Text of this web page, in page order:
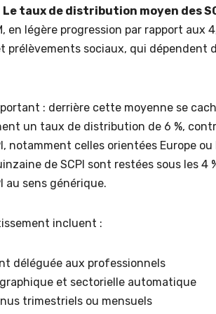
Le taux de distribution moyen des
en légère progression par rapport aux
prélèvements sociaux, qui dépendent
: derrière cette moyenne se
un taux de distribution de 6 %,
notamment celles orientées Europe
de SCPI sont restées sous les 4
au sens générique.
incluent :
déléguée aux professionnels
et sectorielle automatique
trimestriels ou mensuels